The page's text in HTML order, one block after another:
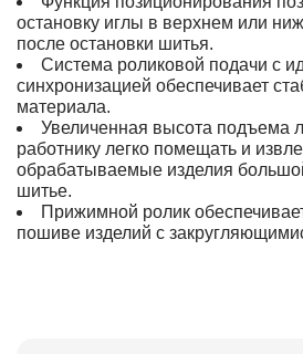
остановку иглы в верхнем или
после остановки шитья.
Система роликовой подачи с
синхронизацией обеспечивает
материала.
Увеличенная высота подъема
работнику легко помещать и
обрабатываемые изделия
шитье.
Прижимной ролик
пошиве изделий с